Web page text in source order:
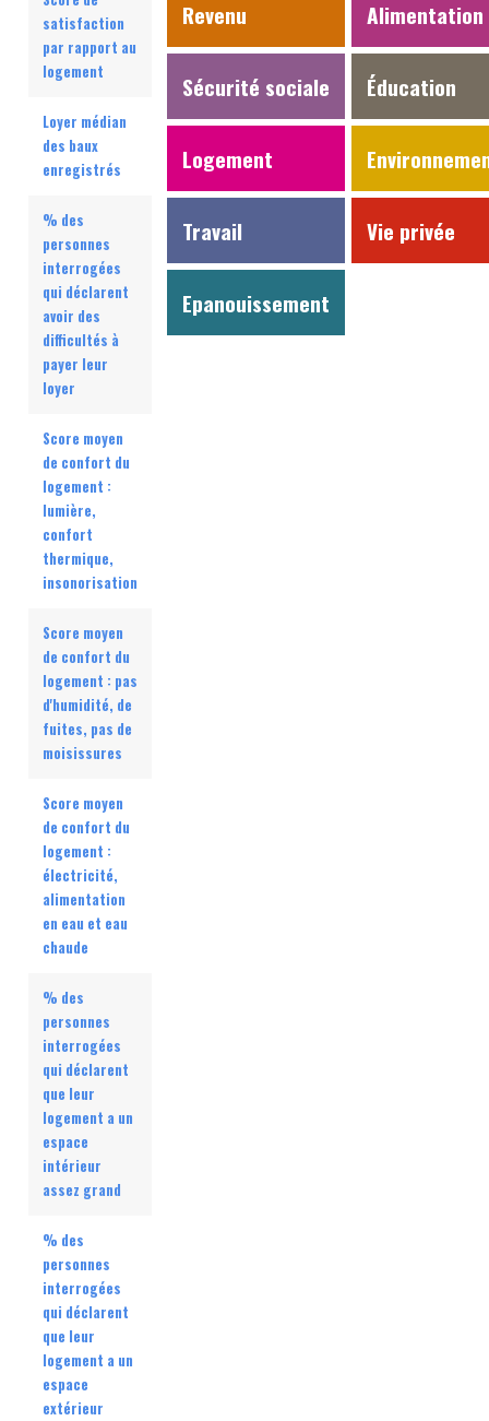
satisfaction
par rapport au
logement
Loyer médian
des baux
enregistrés
% des
personnes
interrogées
qui déclarent
avoir des
difficultés à
payer leur
loyer
Score moyen
de confort du
logement :
lumière,
confort
thermique,
insonorisation
Score moyen
de confort du
logement : pas
d'humidité, de
fuites, pas de
moisissures
Score moyen
de confort du
logement :
électricité,
alimentation
en eau et eau
chaude
% des
personnes
interrogées
qui déclarent
que leur
logement a un
espace
intérieur
assez grand
% des
personnes
interrogées
qui déclarent
que leur
logement a un
espace
extérieur
Revenu Alimentation
Sécurité sociale Éducation
Logement
Travail Vie privée
Epanouissement